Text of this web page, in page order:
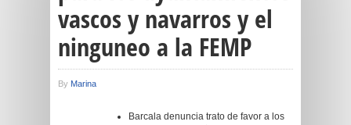
vascos y navarros y el
ninguneo a la FEMP
By Marina
Barcala denuncia trato de favor a los